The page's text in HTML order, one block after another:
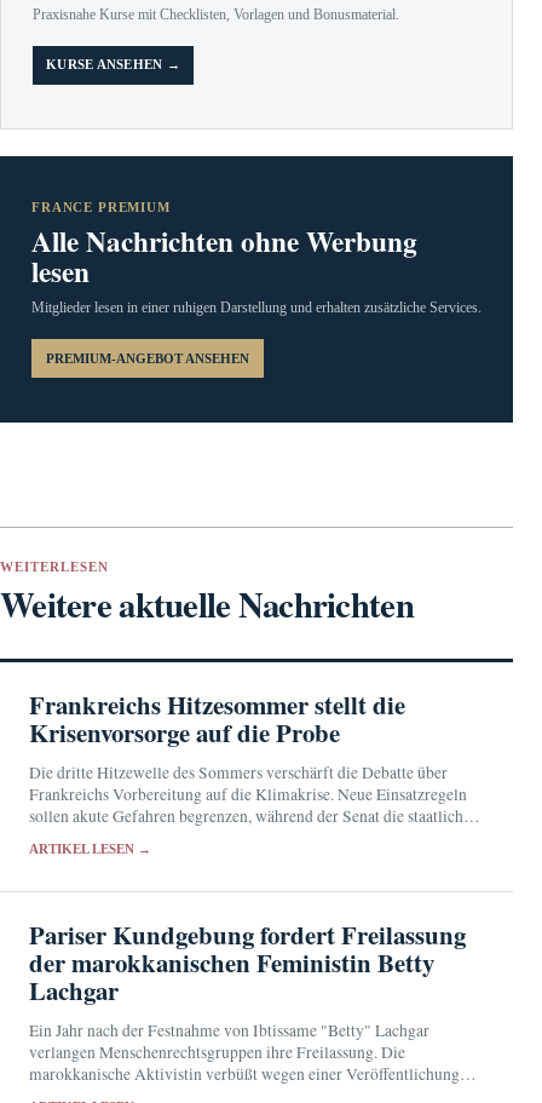
Praxisnahe Kurse mit Checklisten, Vorlagen und Bonusmaterial.
KURSE ANSEHEN →
FRANCE PREMIUM
Alle Nachrichten ohne Werbung
lesen
Mitglieder lesen in einer ruhigen Darstellung und erhalten zusätzliche Services.
PREMIUM-ANGEBOT ANSEHEN
WEITERLESEN
Weitere aktuelle Nachrichten
Frankreichs Hitzesommer stellt die
Krisenvorsorge auf die Probe
Die dritte Hitzewelle des Sommers verschärft die Debatte über
Frankreichs Vorbereitung auf die Klimakrise. Neue Einsatzregeln
sollen akute Gefahren begrenzen, während der Senat die staatliche
ARTIKEL LESEN →
Pariser Kundgebung fordert Freilassung
der marokkanischen Feministin Betty
Lachgar
Ein Jahr nach der Festnahme von Ibtissame "Betty" Lachgar
verlangen Menschenrechtsgruppen ihre Freilassung. Die
marokkanische Aktivistin verbüßt wegen einer Veröffentlichung